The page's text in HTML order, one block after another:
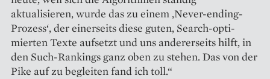
aktualisieren, wurde das zu einem ,Never-ending-
Prozess‘, der ­einerseits diese guten, Search-opti­
mierten Texte aufsetzt und uns andererseits hilft, in
den Such-Rankings ganz oben zu stehen. Das von der
Pike auf zu begleiten fand ich toll.“